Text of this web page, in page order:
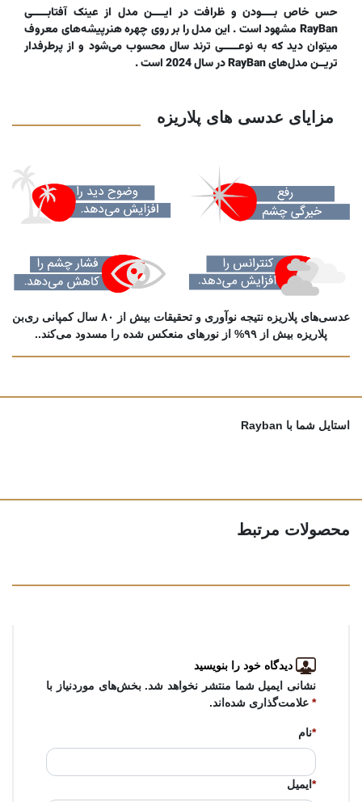
حس خاص بــــودن و ظرافت در ایــــن مدل از عینک آفتابـــــی
RayBan مشهود است . این مدل را بر روی چهره هنرپیشه‌های معروف
میتوان دید که به نوعـــــی ترند سال محسوب می‌شود و از پرطرفدار
تریــن مدل‌های RayBan در سال 2024 است .
مزایای عدسی های پلاریزه
عدسی‌های پلاریزه نتیجه نوآوری و تحقیقات بیش از ۸۰ سال کمپانی ری‌بن
پلاریزه بیش از ۹۹% از نورهای منعکس شده را مسدود می‌کند..
استایل شما با Rayban
محصولات مرتبط
دیدگاه خود را بنویسید
نشانی ایمیل شما منتشر نخواهد شد. بخش‌های موردنیاز با
* علامت‌گذاری شده‌اند.
*نام
* ایمیل